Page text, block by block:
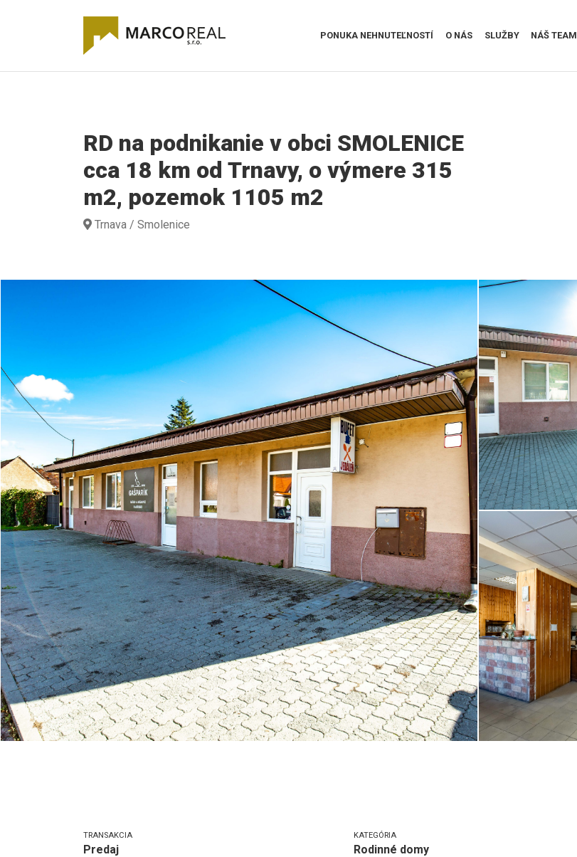
PONUKA NEHNUTEĽNOSTÍ O NÁS SLUŽBY NÁŠ TEAM
RD na podnikanie v obci SMOLENICE
cca 18 km od Trnavy, o výmere 315
m2, pozemok 1105 m2
Trnava / Smolenice
B36A2003__1.jpg
B36A2012__3.jpg
TRANSAKCIA
Predaj
KATEGÓRIA
Rodinné domy